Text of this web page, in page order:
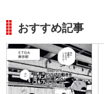
おすすめ記事